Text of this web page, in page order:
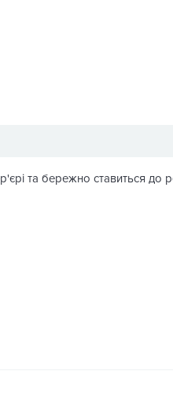
та бережно ставиться до